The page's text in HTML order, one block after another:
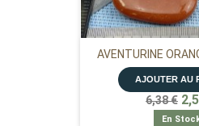
AVENTURINE
AJOUTER AU
6,38 €
En